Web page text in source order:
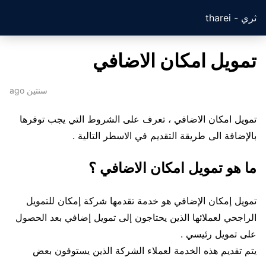
ثري - tharei
تمويل امكان الاضافي
سنتين ago
تمويل امكان الاضافي ، تعرف على الشروط التي يجب توفرها
بالإضافة الى طريقة التقديم في الاسطر التالية .
ما هو تمويل امكان الاضافي ؟
تمويل إمكان الإضافي هو خدمة تقدمها شركة إمكان للتمويل
الراجحي لعملائها الذين يحتاجون إلى تمويل إضافي بعد الحصول
على تمويل رئيسي .
يتم تقديم هذه الخدمة لعملاء الشركة الذين يستوفون بعض